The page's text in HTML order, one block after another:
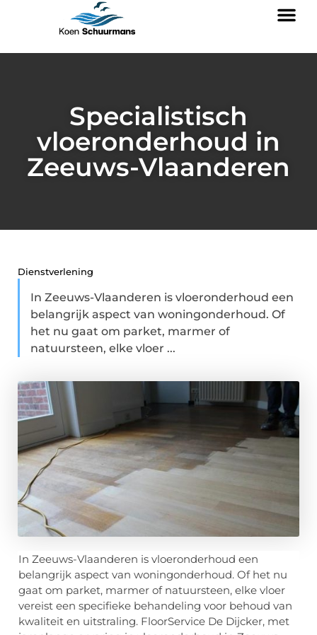
Specialistisch
vloeronderhoud in
Zeeuws-Vlaanderen
Dienstverlening
In Zeeuws-Vlaanderen is vloeronderhoud een
belangrijk aspect van woningonderhoud. Of
het nu gaat om parket, marmer of
natuursteen, elke vloer ...
In Zeeuws-Vlaanderen is vloeronderhoud een
belangrijk aspect van woningonderhoud. Of het nu
gaat om parket, marmer of natuursteen, elke vloer
vereist een specifieke behandeling voor behoud van
kwaliteit en uitstraling. FloorService De Dijcker, met